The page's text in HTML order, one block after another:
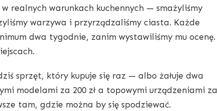
realnych warunkach kuchennych — smażyliśmy
warzywa i przyrządzaliśmy ciasta. Każde
dwa tygodnie, zanim wystawiliśmy mu ocenę.
sprzęt, który kupuje się raz — albo żałuje dwa
modelami za 200 zł a topowymi urządzeniami za
tam, gdzie można by się spodziewać.